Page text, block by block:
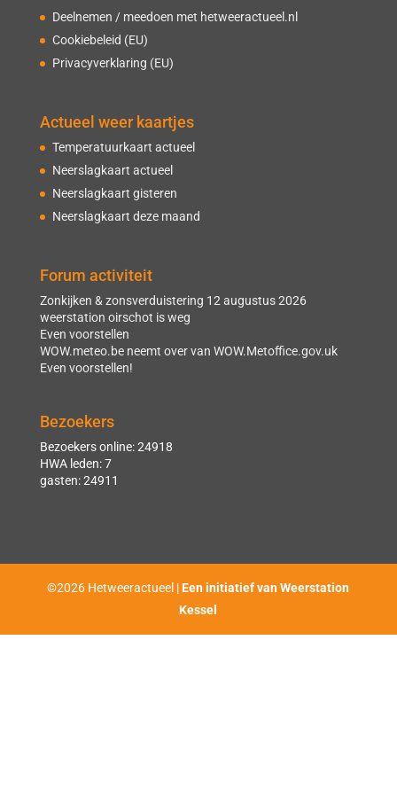
Deelnemen / meedoen met hetweeractueel.nl
Cookiebeleid (EU)
Privacyverklaring (EU)
Actueel weer kaartjes
Temperatuurkaart actueel
Neerslagkaart actueel
Neerslagkaart gisteren
Neerslagkaart deze maand
Forum activiteit
Zonkijken & zonsverduistering 12 augustus 2026
weerstation oirschot is weg
Even voorstellen
WOW.meteo.be neemt over van WOW.Metoffice.gov.uk
Even voorstellen!
Bezoekers
Bezoekers online: 24918
HWA leden: 7
gasten: 24911
©2026 Hetweeractueel |Een initiatief van Weerstation
Kessel